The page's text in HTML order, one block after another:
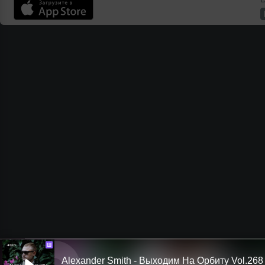
Ш
Alexander Smith - Выходим На Орбиту Vol.268